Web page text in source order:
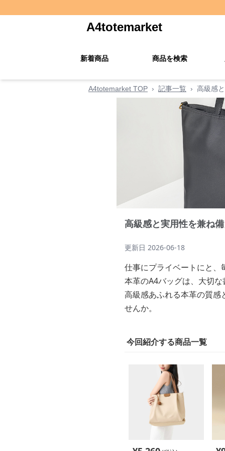
A4totemarket
新着商品 商品を検索
A4totemarket TOP › 記事一覧 › 高級感
高級感と実用性を兼ね
更新日 2026-06-18
仕事にプライベートにと
本革のA4バッグは、大切
高級感あふれる本革の質
せんか。
今回紹介する商品一覧